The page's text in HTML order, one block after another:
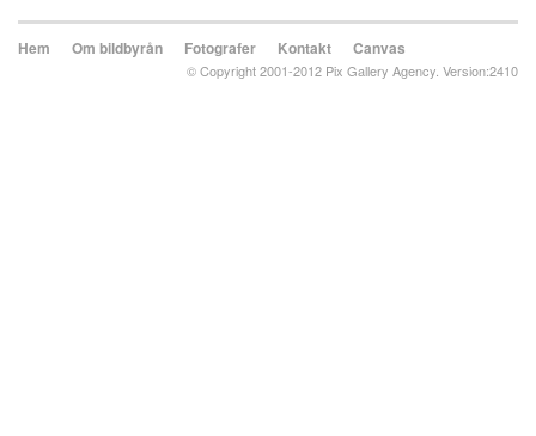
Hem Om bildbyrån Fotografer Kontakt Canvas
© Copyright 2001-2012 Pix Gallery Agency. Version:2410